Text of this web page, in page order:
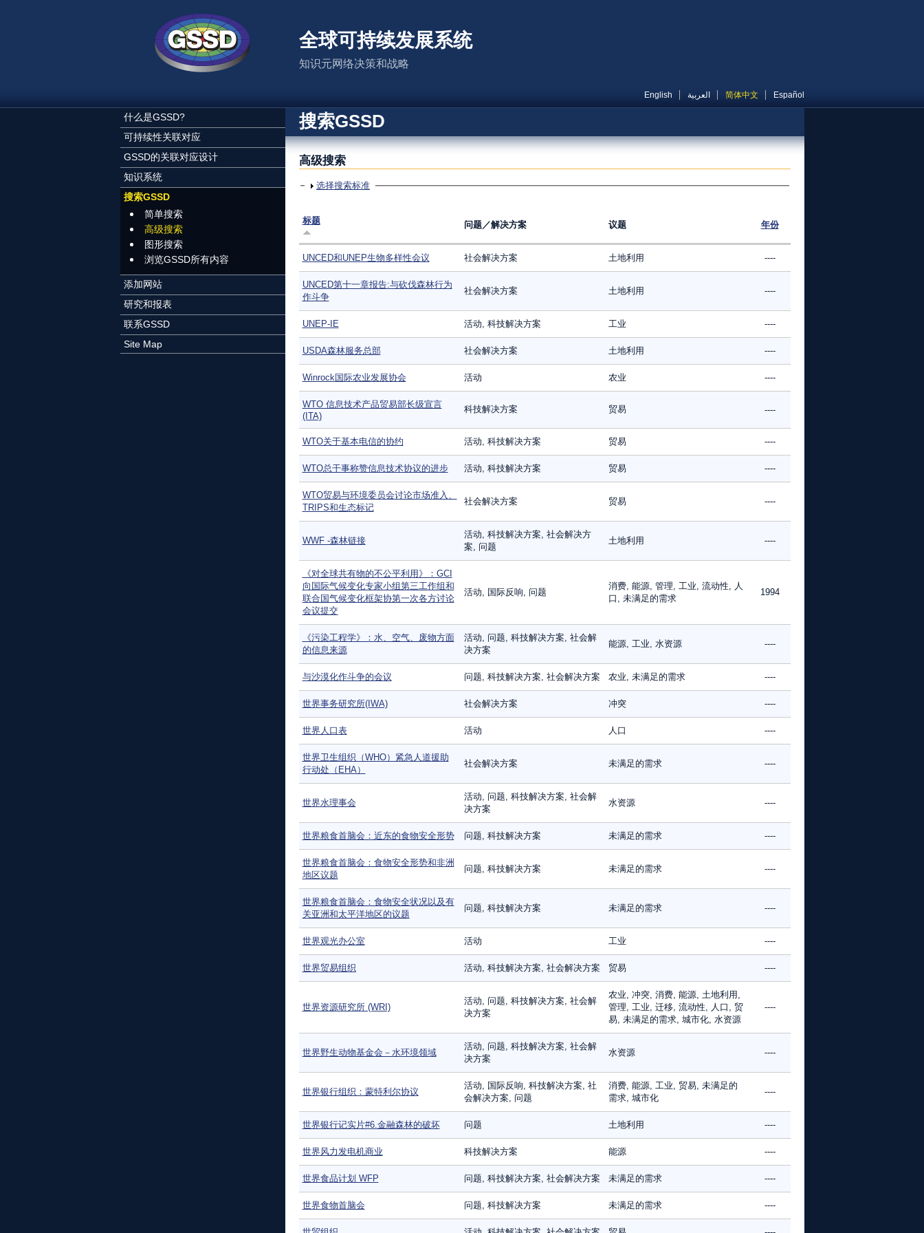
全球可持续发展系统
知识元网络决策和战略
English العربية 简体中文 Español
什么是GSSD?
可持续性关联对应
GSSD的关联对应设计
知识系统
搜索GSSD
简单搜索
高级搜索
图形搜索
浏览GSSD所有内容
添加网站
研究和报表
联系GSSD
Site Map
搜索GSSD
高级搜索
显示
选择搜索标准
标题 问题／解决方案 议题 年份
UNCED和UNEP生物多样性会议 社会解决方案 土地利用 ----
UNCED第十一章报告:与砍伐森林行为
作斗争
社会解决方案 土地利用 ----
UNEP-IE 活动, 科技解决方案 工业 ----
USDA森林服务总部 社会解决方案 土地利用 ----
Winrock国际农业发展协会 活动 农业 ----
WTO 信息技术产品贸易部长级宣言
(ITA)
科技解决方案 贸易 ----
WTO关于基本电信的协约 活动, 科技解决方案 贸易 ----
WTO总干事称赞信息技术协议的进步 活动, 科技解决方案 贸易 ----
WTO贸易与环境委员会讨论市场准入、
TRIPS和生态标记
社会解决方案 贸易 ----
WWF -森林链接
活动, 科技解决方案, 社会解决方
案, 问题
土地利用 ----
《对全球共有物的不公平利用》：GCI
向国际气候变化专家小组第三工作组和
联合国气候变化框架协第一次各方讨论
会议提交
活动, 国际反响, 问题
消费, 能源, 管理, 工业, 流动性, 人
口, 未满足的需求
1994
《污染工程学》：水、空气、废物方面
的信息来源
活动, 问题, 科技解决方案, 社会解
决方案
能源, 工业, 水资源 ----
与沙漠化作斗争的会议 问题, 科技解决方案, 社会解决方案 农业, 未满足的需求 ----
世界事务研究所(IWA) 社会解决方案 冲突 ----
世界人口表 活动 人口 ----
世界卫生组织（WHO）紧急人道援助
行动处（EHA）
社会解决方案 未满足的需求 ----
世界水理事会
活动, 问题, 科技解决方案, 社会解
决方案
水资源 ----
世界粮食首脑会：近东的食物安全形势 问题, 科技解决方案 未满足的需求 ----
世界粮食首脑会：食物安全形势和非洲
地区议题
问题, 科技解决方案 未满足的需求 ----
世界粮食首脑会：食物安全状况以及有
关亚洲和太平洋地区的议题
问题, 科技解决方案 未满足的需求 ----
世界观光办公室 活动 工业 ----
世界贸易组织 活动, 科技解决方案, 社会解决方案 贸易 ----
世界资源研究所 (WRI)
活动, 问题, 科技解决方案, 社会解
决方案
农业, 冲突, 消费, 能源, 土地利用,
管理, 工业, 迁移, 流动性, 人口, 贸
易, 未满足的需求, 城市化, 水资源
----
世界野生动物基金会－水环境领域
活动, 问题, 科技解决方案, 社会解
决方案
水资源 ----
世界银行组织：蒙特利尔协议
活动, 国际反响, 科技解决方案, 社
会解决方案, 问题
消费, 能源, 工业, 贸易, 未满足的
需求, 城市化
----
世界银行记实片#6.金融森林的破坏 问题 土地利用 ----
世界风力发电机商业 科技解决方案 能源 ----
世界食品计划 WFP 问题, 科技解决方案, 社会解决方案 未满足的需求 ----
世界食物首脑会 问题, 科技解决方案 未满足的需求 ----